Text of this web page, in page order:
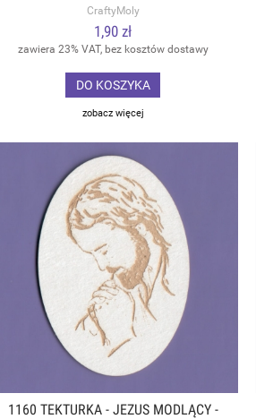
CraftyMoly
1,90 zł
zawiera 23% VAT, bez kosztów dostawy
DO KOSZYKA
zobacz więcej
1160 TEKTURKA - JEZUS MODLĄCY -